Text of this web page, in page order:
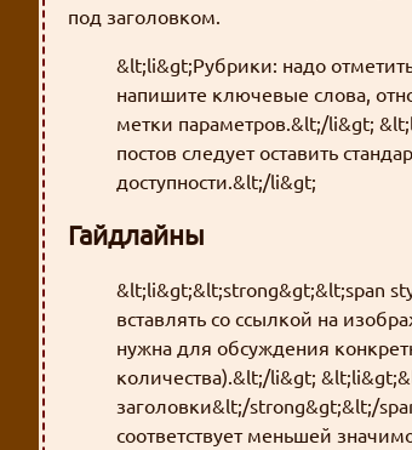
под заголовком.
&lt;li&gt;Рубрики: надо
напишите ключевые слова,
метки параметров.&lt;/li&gt;
постов следует оставить
доступности.&lt;/li&gt;
Гайдлайны
&lt;li&gt;&lt;strong&gt;&lt;span
вставлять со ссылкой на
нужна для обсуждения
количества).&lt;/li&gt;
заголовки&lt;/strong&gt;&lt;/
соответствует меньшей